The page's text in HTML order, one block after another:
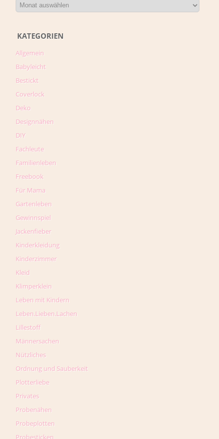
KATEGORIEN
Allgemein
Babyleicht
Bestickt
Coverlock
Deko
Designnähen
DIY
Fachleute
Familienleben
Freebook
Für Mama
Gartenleben
Gewinnspiel
Jackenfieber
Kinderkleidung
Kinderzimmer
Kleid
Klimperklein
Leben mit Kindern
Leben.Lieben.Lachen
Lillestoff
Männersachen
Nützliches
Ordnung und Sauberkeit
Plotterliebe
Privates
Probenähen
Probeplotten
Probesticken